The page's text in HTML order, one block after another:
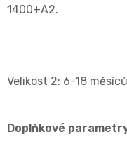
plenky
1400+A2.
Velikost 2: 6-18 měsíců
Doplňkové